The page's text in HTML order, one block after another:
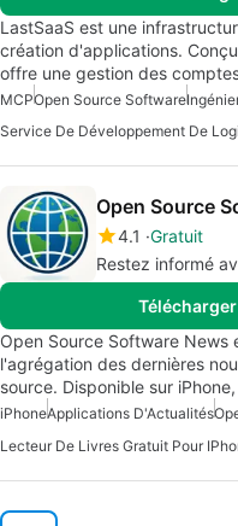
LastSaaS est une
création d'applications.
offre une gestion des
MCPOpen Source Software
Open Source
4.1 Gratuit
Restez informé
Open Source Software
l'agrégation des dernières
source. Disponible sur
iPhoneApplications D'Actualités
Lecteur De Livres Gratuit Pour